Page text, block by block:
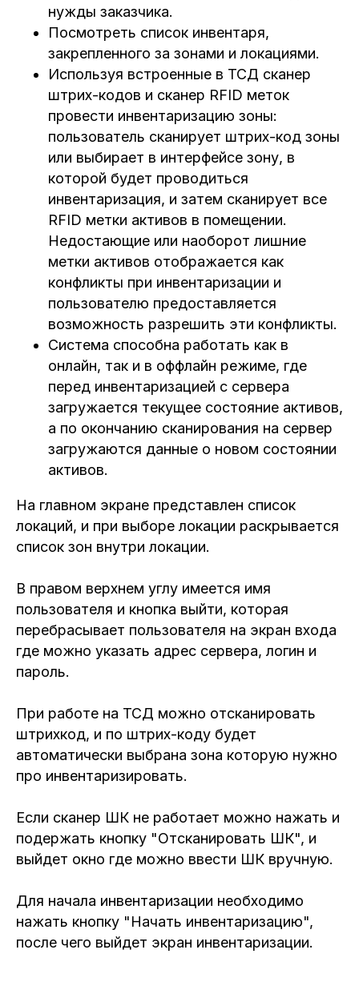
нужды заказчика.
Посмотреть список инвентаря,
закрепленного за зонами и локациями.
Используя встроенные в ТСД сканер
штрих-кодов и сканер RFID меток
провести инвентаризацию зоны:
пользователь сканирует штрих-код зоны
или выбирает в интерфейсе зону, в
которой будет проводиться
инвентаризация, и затем сканирует все
RFID метки активов в помещении.
Недостающие или наоборот лишние
метки активов отображается как
конфликты при инвентаризации и
пользователю предоставляется
возможность разрешить эти конфликты.
Система способна работать как в
онлайн, так и в оффлайн режиме, где
перед инвентаризацией с сервера
загружается текущее состояние активов,
а по окончанию сканирования на сервер
загружаются данные о новом состоянии
активов.
На главном экране представлен список
локаций, и при выборе локации раскрывается
список зон внутри локации.
В правом верхнем углу имеется имя
пользователя и кнопка выйти, которая
перебрасывает пользователя на экран входа
где можно указать адрес сервера, логин и
пароль.
При работе на ТСД можно отсканировать
штрихкод, и по штрих-коду будет
автоматически выбрана зона которую нужно
про инвентаризировать.
Если сканер ШК не работает можно нажать и
подержать кнопку "Отсканировать ШК", и
выйдет окно где можно ввести ШК вручную.
Для начала инвентаризации необходимо
нажать кнопку "Начать инвентаризацию",
после чего выйдет экран инвентаризации.